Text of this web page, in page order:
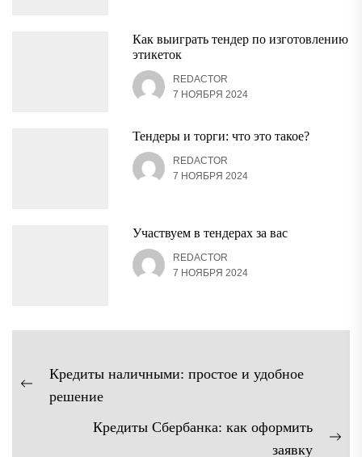
Как выиграть тендер по изготовлению
этикеток
REDACTOR
7 НОЯБРЯ 2024
Тендеры и торги: что это такое?
REDACTOR
7 НОЯБРЯ 2024
Участвуем в тендерах за вас
REDACTOR
7 НОЯБРЯ 2024
Навигация
по
записям
Предыдущая
Кредиты наличными: простое и удобное
решение
Кредиты Сбербанка: как оформить
заявку